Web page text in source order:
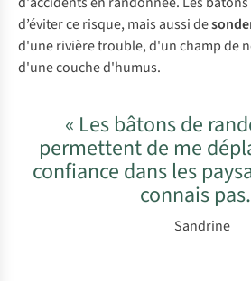
d’éviter ce risque, mais aussi de
d'une rivière trouble, d'un champ de
d'une couche d'humus.
« Les bâtons de
permettent de me
confiance dans les
connais
Sandrine